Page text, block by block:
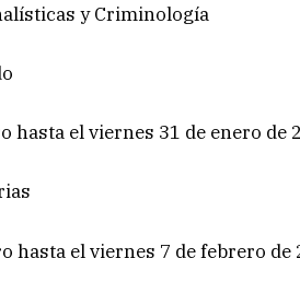
y Criminología
hasta el viernes 31 de enero de
hasta el viernes 7 de febrero de